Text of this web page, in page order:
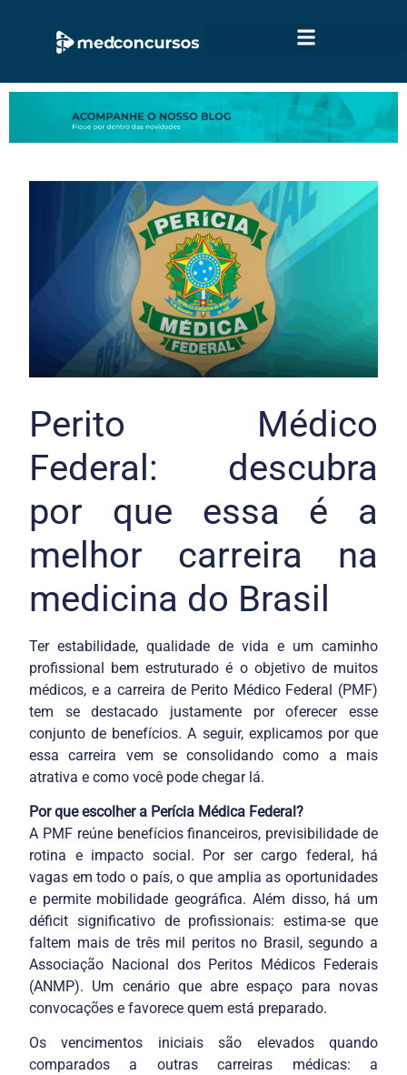
Perito Médico
Federal: descubra
por que essa é a
melhor carreira na
medicina do Brasil
Ter estabilidade, qualidade de vida e um caminho
profissional bem estruturado é o objetivo de muitos
médicos, e a carreira de Perito Médico Federal (PMF)
tem se destacado justamente por oferecer esse
conjunto de benefícios. A seguir, explicamos por que
essa carreira vem se consolidando como a mais
atrativa e como você pode chegar lá.
Por que escolher a Perícia Médica Federal?
A PMF reúne benefícios financeiros, previsibilidade de
rotina e impacto social. Por ser cargo federal, há
vagas em todo o país, o que amplia as oportunidades
e permite mobilidade geográfica. Além disso, há um
déficit significativo de profissionais: estima-se que
faltem mais de três mil peritos no Brasil, segundo a
Associação Nacional dos Peritos Médicos Federais
(ANMP). Um cenário que abre espaço para novas
convocações e favorece quem está preparado.
Os vencimentos iniciais são elevados quando
comparados a outras carreiras médicas: a